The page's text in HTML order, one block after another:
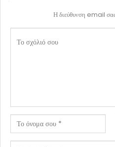
Η διεύθυνση email σας